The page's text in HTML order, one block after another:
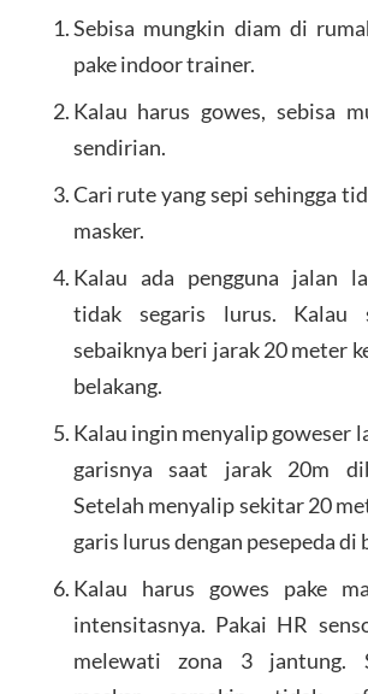
Sebisa mungkin diam di
pake indoor trainer.
Kalau harus gowes, sebisa
sendirian.
Cari rute yang sepi sehingga
masker.
Kalau ada pengguna jalan
tidak segaris lurus. Kalau
sebaiknya beri jarak 20 meter
belakang.
Kalau ingin menyalip goweser
garisnya saat jarak 20m
Setelah menyalip sekitar 20
garis lurus dengan pesepeda di
Kalau harus gowes pake
intensitasnya. Pakai HR
melewati zona 3 jantung.